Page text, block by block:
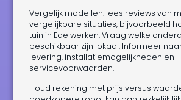
Vergelijk modellen: lees reviews van
vergelijkbare situaties, bijvoorbeeld
tuin in Ede werken. Vraag welke
beschikbaar zijn lokaal. Informeer
levering, installatiemogelijkheden en
servicevoorwaarden.
Houd rekening met prijs versus